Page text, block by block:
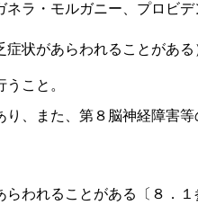
状があらわれることがある
、また、第８脳神経障害
ラ・モルガニー、プロビデ
こと。
われることがある〔８．１